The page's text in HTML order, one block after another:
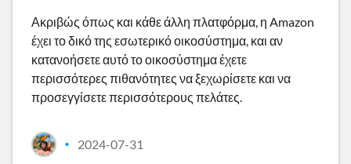
Ακριβώς όπως και κάθε άλλη πλατφόρμα, η Amazon
έχει το δικό της εσωτερικό οικοσύστημα, και αν
κατανοήσετε αυτό το οικοσύστημα έχετε
περισσότερες πιθανότητες να ξεχωρίσετε και να
προσεγγίσετε περισσότερους πελάτες.
• 2024-07-31